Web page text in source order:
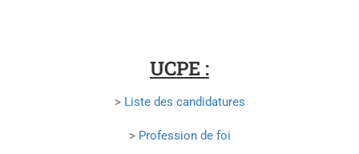
UCPE :
> Liste des candidatures
> Profession de foi